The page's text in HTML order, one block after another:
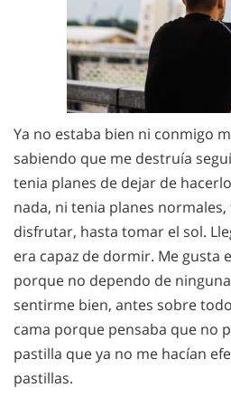
Ya no estaba bien ni conmigo
sabiendo que me destruía
tenia planes de dejar de
nada, ni tenia planes
disfrutar, hasta tomar el sol.
era capaz de dormir. Me gusta
porque no dependo de
sentirme bien, antes sobre
cama porque pensaba que no
pastilla que ya no me hacían
pastillas.